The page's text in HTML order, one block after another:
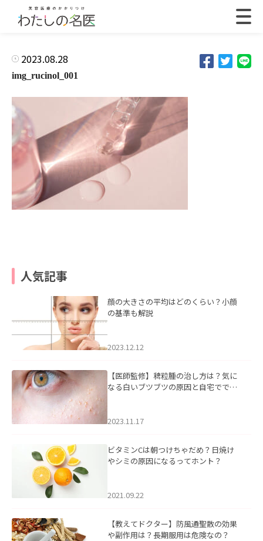
2023.08.28
img_rucinol_001
人気記事
顔の大きさの平均はどのくらい？小顔
の基準も解説
2023.12.12
【医師監修】稗粒腫の治し方は？気に
なる白いブツブツの原因と自宅ででき
2023.11.17
ビタミンCは朝つけちゃだめ？日焼け
やシミの原因になるってホント？
2021.09.22
【教えてドクター】防風通聖散の効果
や副作用は？長期服用は危険なの？